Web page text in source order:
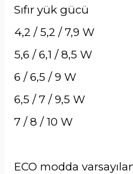
Sıfır yük gücü
4,2 / 5,2 / 7,9 W
5,6 / 6,1 / 8,5 W
6 / 6,5 / 9 W
6,5 / 7 / 9,5 W
7 / 8 / 10 W
ECO modda